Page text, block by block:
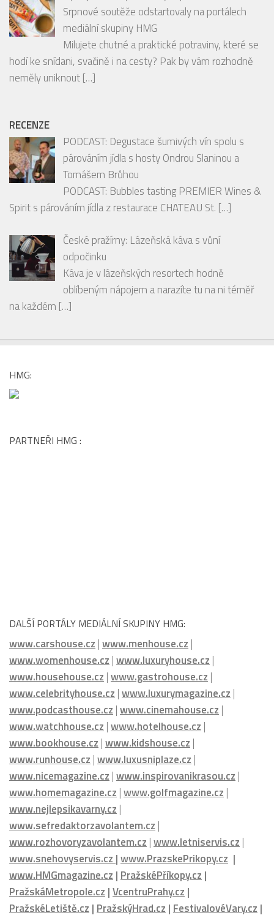
SOUTĚŽE
Vyhrajte balíčky oblíbených produktů FIT.
Srpnové soutěže odstartovaly na portálech
mediální skupiny HMG
Milujete chutné a praktické potraviny, které se
neměly uniknout
RECENZE
PODCAST: Degustace šumivých vín spolu s
párováním jídla s hosty Ondrou Slaninou a
Tomášem Brůhou
PODCAST: Bubbles tasting PREMIER Wines &
Spirit s párováním jídla z restaurace CHATEAU St.[…]
České pražírny: Lázeňská káva s vůní
odpočinku
Káva je v lázeňských resortech hodně
DALŠÍ PORTÁLY MEDIÁLNÍ SKUPINY HMG:
www.carshouse.cz|www.menhouse.cz|
www.womenhouse.cz|www.luxuryhouse.cz|
www.househouse.cz|www.gastrohouse.cz|
www.celebrityhouse.cz|www.luxurymagazine.cz
www.podcasthouse.cz|www.cinemahouse.cz
www.watchhouse.cz|www.hotelhouse.cz
www.bookhouse.cz|www.kidshouse.cz|
www.runhouse.cz|www.luxusniplaze.cz|
www.nicemagazine.cz|www.inspirovanikrasou.cz
www.homemagazine.cz|www.golfmagazine.cz
www.nejlepsikavarny.cz|
www.sefredaktorzavolantem.cz|
www.rozhovoryzavolantem.cz|www.letniservis.cz
www.snehovyservis.cz|www.PrazskePrikopy.cz